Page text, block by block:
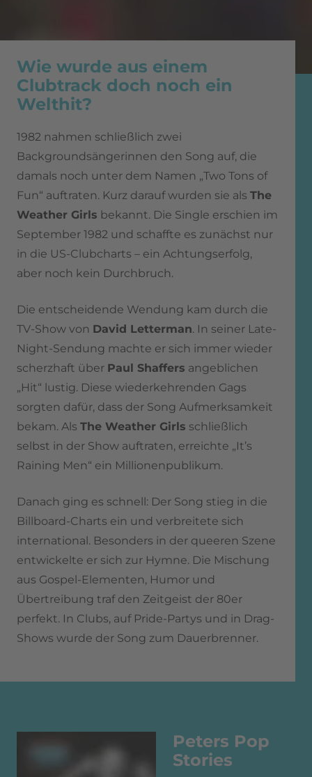
Wie wurde aus einem
Clubtrack doch noch ein
Welthit?
1982 nahmen schließlich zwei
Backgroundsängerinnen den Song auf, die
damals noch unter dem Namen „Two Tons of
Fun“ auftraten. Kurz darauf wurden sie als The
Weather Girls bekannt. Die Single erschien im
September 1982 und schaffte es zunächst nur
in die US-Clubcharts – ein Achtungserfolg,
aber noch kein Durchbruch.
Die entscheidende Wendung kam durch die
TV-Show von David Letterman. In seiner Late-
Night-Sendung machte er sich immer wieder
scherzhaft über Paul Shaffers angeblichen
„Hit“ lustig. Diese wiederkehrenden Gags
sorgten dafür, dass der Song Aufmerksamkeit
bekam. Als The Weather Girls schließlich
selbst in der Show auftraten, erreichte „It’s
Raining Men“ ein Millionenpublikum.
Danach ging es schnell: Der Song stieg in die
Billboard-Charts ein und verbreitete sich
international. Besonders in der queeren Szene
entwickelte er sich zur Hymne. Die Mischung
aus Gospel-Elementen, Humor und
Übertreibung traf den Zeitgeist der 80er
perfekt. In Clubs, auf Pride-Partys und in Drag-
Shows wurde der Song zum Dauerbrenner.
Peters Pop
Stories